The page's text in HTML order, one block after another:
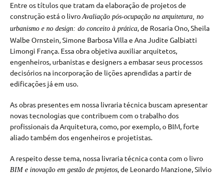
Entre os títulos que tratam da elaboração de projetos de
construção está o livro Avaliação pós-ocupação na arquitetura, no
urbanismo e no design: do conceito à prática, de Rosaria Ono, Sheila
Walbe Ornstein, Simone Barbosa Villa e Ana Judite Galbiatti
Limongi França. Essa obra objetiva auxiliar arquitetos,
engenheiros, urbanistas e designers a embasar seus processos
decisórios na incorporação de lições aprendidas a partir de
edificações já em uso.
As obras presentes em nossa livraria técnica buscam apresentar
novas tecnologias que contribuem com o trabalho dos
profissionais da Arquitetura, como, por exemplo, o BIM, forte
aliado também dos engenheiros e projetistas.
A respeito desse tema, nossa livraria técnica conta com o livro
BIM e inovação em gestão de projetos, de Leonardo Manzione, Silvio